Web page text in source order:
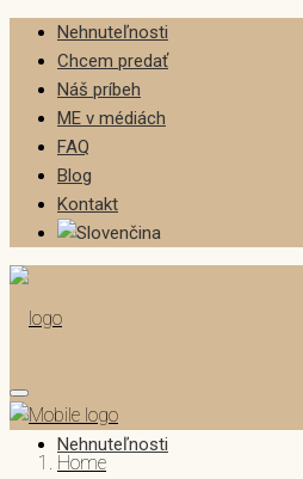
Nehnuteľnosti
Chcem predať
Náš príbeh
ME v médiách
FAQ
Blog
Kontakt
Nehnuteľnosti
Home